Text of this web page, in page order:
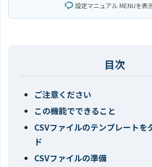
設定マニュアル MENUを表
ご注意ください
この機能でできること
CSVファイルのテンプレートを
ド
CSVファイルの準備